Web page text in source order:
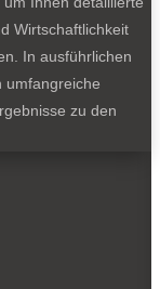
Wirtschaftlichkeit
In ausführlichen
umfangreiche
zu den